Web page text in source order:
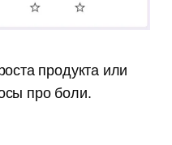
продукта или
про боли.